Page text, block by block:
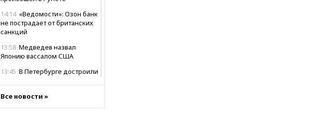
14:14 «Ведомости»: Озон банк
не пострадает от британских
санкций
13:58 Медведев назвал
Японию вассалом США
13:45 В Петербурге достроили
Все новости »